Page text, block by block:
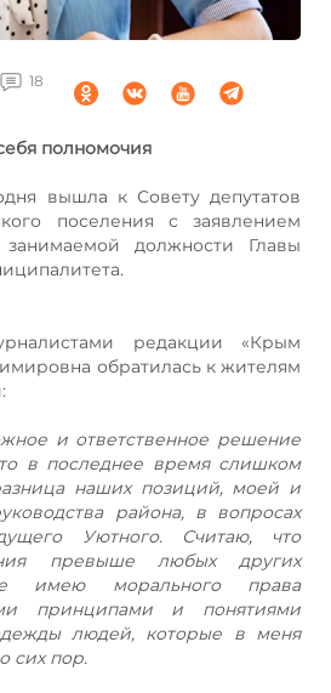
18
полномочия
вышла к Совету депутатов
поселения с заявлением
должности Главы
редакции «Крым
обратилась к жителям
и ответственное решение
в последнее время слишком
наших позиций, моей и
района, в вопросах
Уютного. Считаю, что
превыше любых других
имею морального права
принципами и понятиями
людей, которые в меня
сих пор.